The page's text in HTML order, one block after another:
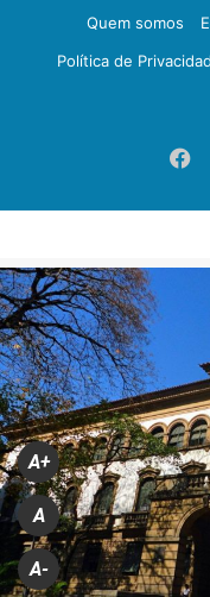
Quem somos
Política de
A+
A
A-